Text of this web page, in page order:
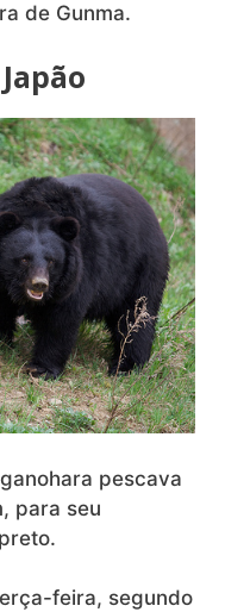
de Gunma.
pescava
para seu
feira, segundo